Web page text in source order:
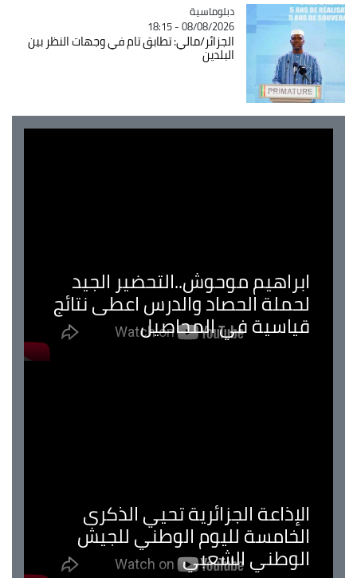
Catégorie
دبلوماسية
08/08/2026 - 18:15
الجزائر/مالي: تطابق تام في وجهات النظر بين
البلدين
ابراهيم موحوش..التحضير الجيد
لحملة الحصاد والدرس اعطى نتائج
قياسية في المحاصيل
الإذاعة الجزائرية تحيي الذكرى
الخامسة لليوم الوطني للجيش
الوطني الشعبي